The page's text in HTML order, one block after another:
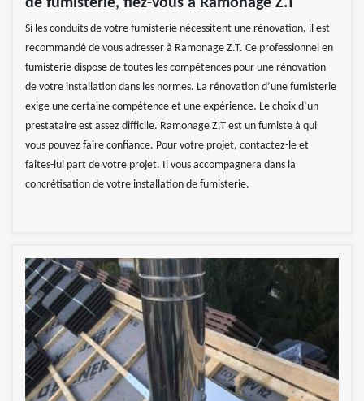
de fumisterie, fiez-vous à Ramonage Z.T
Si les conduits de votre fumisterie nécessitent une rénovation, il est
recommandé de vous adresser à Ramonage Z.T. Ce professionnel en
fumisterie dispose de toutes les compétences pour une rénovation
de votre installation dans les normes. La rénovation d’une fumisterie
exige une certaine compétence et une expérience. Le choix d’un
prestataire est assez difficile. Ramonage Z.T est un fumiste à qui
vous pouvez faire confiance. Pour votre projet, contactez-le et
faites-lui part de votre projet. Il vous accompagnera dans la
concrétisation de votre installation de fumisterie.